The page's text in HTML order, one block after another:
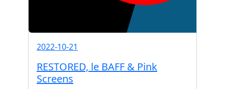
2022-10-21
RESTORED, le BAFF & Pink
Screens